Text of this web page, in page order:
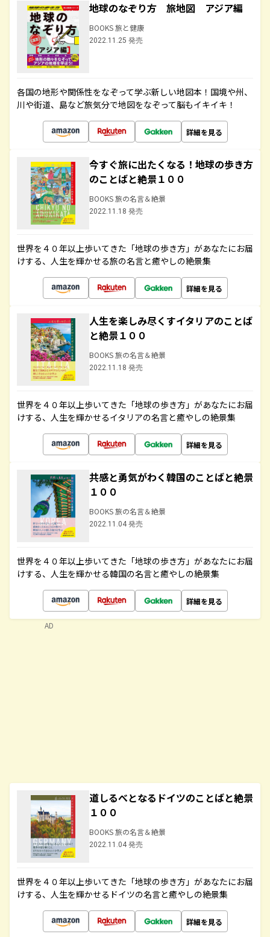
地球のなぞり方 旅地図 アジア編
BOOKS 旅と健康
2022.11.25 発売
各国の地形や関係性をなぞって学ぶ新しい地図本！国境や州、
川や街道、島など旅気分で地図をなぞって脳もイキイキ！
詳細を見る
今すぐ旅に出たくなる！地球の歩き方
のことばと絶景１００
BOOKS 旅の名言＆絶景
2022.11.18 発売
世界を４０年以上歩いてきた「地球の歩き方」があなたにお届
けする、人生を輝かせる旅の名言と癒やしの絶景集
詳細を見る
人生を楽しみ尽くすイタリアのことば
と絶景１００
BOOKS 旅の名言＆絶景
2022.11.18 発売
世界を４０年以上歩いてきた「地球の歩き方」があなたにお届
けする、人生を輝かせるイタリアの名言と癒やしの絶景集
詳細を見る
共感と勇気がわく韓国のことばと絶景
１００
BOOKS 旅の名言＆絶景
2022.11.04 発売
世界を４０年以上歩いてきた「地球の歩き方」があなたにお届
けする、人生を輝かせる韓国の名言と癒やしの絶景集
詳細を見る
道しるべとなるドイツのことばと絶景
１００
BOOKS 旅の名言＆絶景
2022.11.04 発売
世界を４０年以上歩いてきた「地球の歩き方」があなたにお届
けする、人生を輝かせるドイツの名言と癒やしの絶景集
詳細を見る
AD